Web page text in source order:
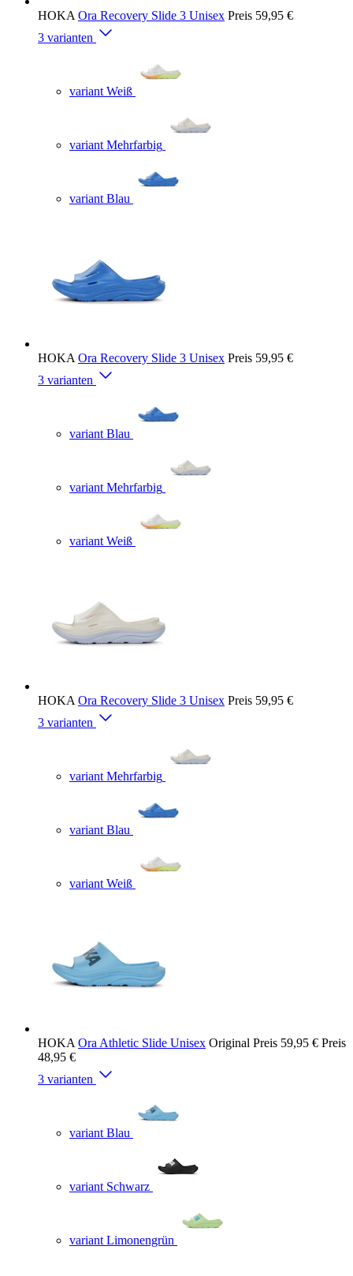
HOKA Ora Recovery Slide 3 Unisex Preis 59,95 €
3 varianten
variant Weiß
variant Mehrfarbig
variant Blau
HOKA Ora Recovery Slide 3 Unisex Preis 59,95 €
3 varianten
variant Blau
variant Mehrfarbig
variant Weiß
HOKA Ora Recovery Slide 3 Unisex Preis 59,95 €
3 varianten
variant Mehrfarbig
variant Blau
variant Weiß
HOKA Ora Athletic Slide Unisex Original Preis 59,95 € Preis
48,95 €
3 varianten
variant Blau
variant Schwarz
variant Limonengrün